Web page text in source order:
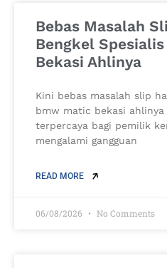
Bebas Masalah
Bengkel
Bekasi Ahlinya
Kini bebas masalah slip
bmw matic bekasi ahlinya
terpercaya bagi pemilik
mengalami gangguan
READ MORE
06/08/2026 No Comments